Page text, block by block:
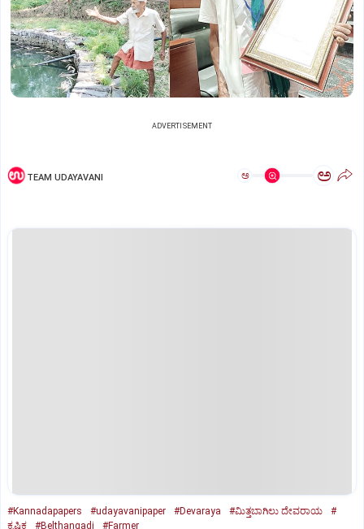
ADVERTISEMENT
TEAM UDAYAVANI ಅ ಅ
#Kannadapapers #udayavanipaper #Devaraya #ಮಿತ್ತಬಾಗಿಲು ದೇವರಾಯ
#
ಕೃಷಿಕ
#Belthangadi #Farmer